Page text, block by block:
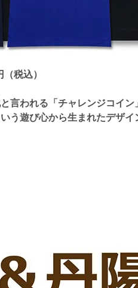
税込）
言われる「チャレンジコイ
う遊び心から生まれたデザ